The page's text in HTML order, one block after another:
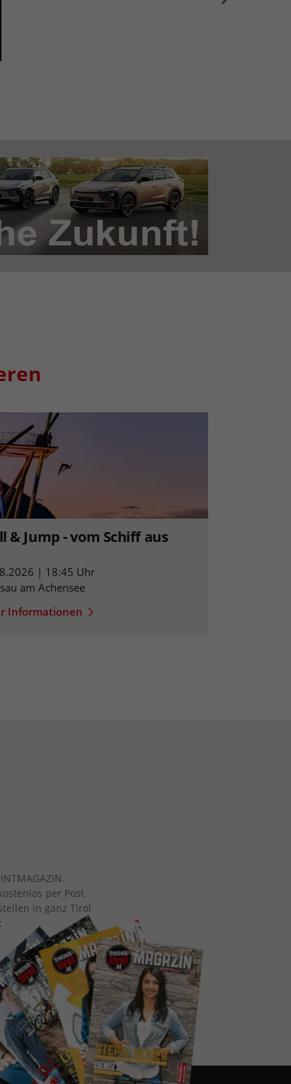
& Jump - vom Schiff aus
| 18:45 Uhr
am Achensee
Informationen
per Post
in ganz Tirol